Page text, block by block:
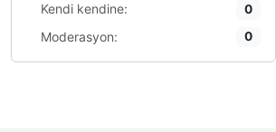
Kendi kendine: 0
Moderasyon: 0